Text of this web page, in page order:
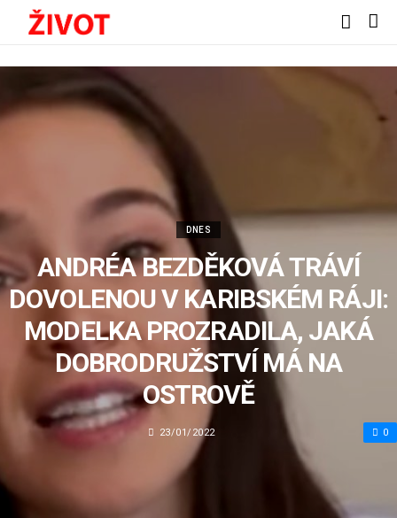
DNES
ANDRÉA BEZDĚKOVÁ TRÁVÍ
DOVOLENOU V KARIBSKÉM RÁJI:
MODELKA PROZRADILA, JAKÁ
DOBRODRUŽSTVÍ MÁ NA
OSTROVĚ
23/01/2022 0